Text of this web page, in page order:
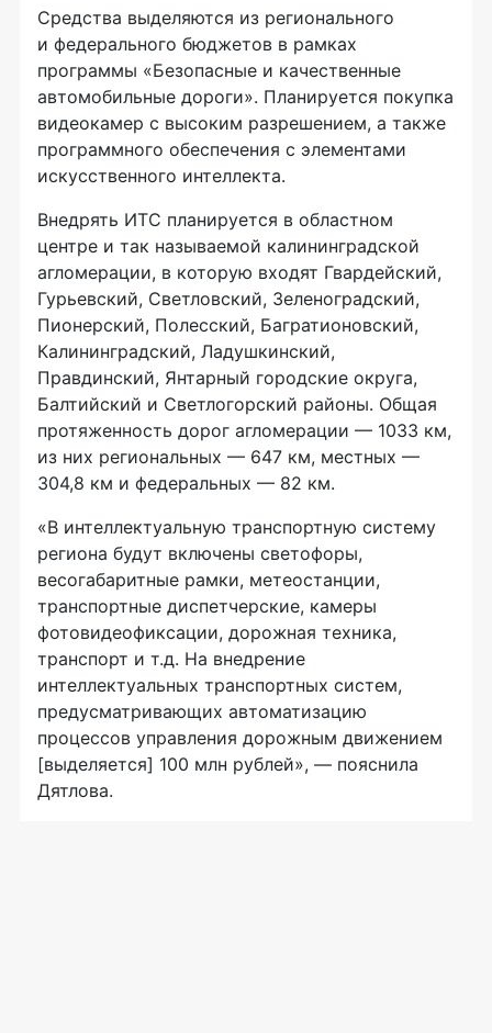
Средства выделяются из регионального
и федерального бюджетов в рамках
программы «Безопасные и качественные
автомобильные дороги». Планируется покупка
видеокамер с высоким разрешением, а также
программного обеспечения с элементами
искусственного интеллекта.
Внедрять ИТС планируется в областном
центре и так называемой калининградской
агломерации, в которую входят Гвардейский,
Гурьевский, Светловский, Зеленоградский,
Пионерский, Полесский, Багратионовский,
Калининградский, Ладушкинский,
Правдинский, Янтарный городские округа,
Балтийский и Светлогорский районы. Общая
протяженность дорог агломерации — 1033 км,
из них региональных — 647 км, местных —
304,8 км и федеральных — 82 км.
«В интеллектуальную транспортную систему
региона будут включены светофоры,
весогабаритные рамки, метеостанции,
транспортные диспетчерские, камеры
фотовидеофиксации, дорожная техника,
транспорт и т.д. На внедрение
интеллектуальных транспортных систем,
предусматривающих автоматизацию
процессов управления дорожным движением
[выделяется] 100 млн рублей», — пояснила
Дятлова.